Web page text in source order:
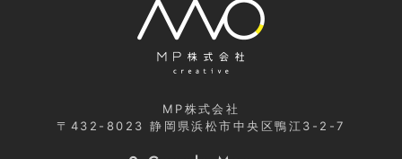
MP株式会社
〒432-8023静岡県浜松市中央区鴨江3-2-7